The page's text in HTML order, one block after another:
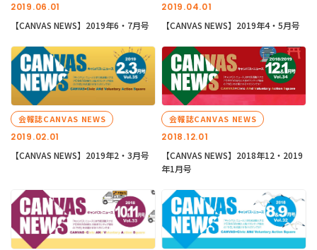
2019.06.01
【CANVAS NEWS】2019年6・7月号
2019.04.01
【CANVAS NEWS】2019年4・5月号
2019.02.01
会報誌CANVAS NEWS
【CANVAS NEWS】2019年2・3月号
2018.12.01
会報誌CANVAS NEWS
【CANVAS NEWS】2018年12・2019
年1月号